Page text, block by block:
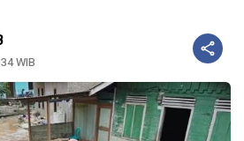
WIB